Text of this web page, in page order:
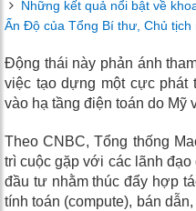
Những kết quả nổi bật về
Ấn Độ của Tổng Bí thư, Chủ tịch
Động thái này phản ánh
việc tạo dựng một cực phát
vào hạ tầng điện toán do Mỹ
Theo CNBC, Tổng thống
trì cuộc gặp với các lãnh
đầu tư nhằm thúc đẩy hợp
tính toán (compute), bán